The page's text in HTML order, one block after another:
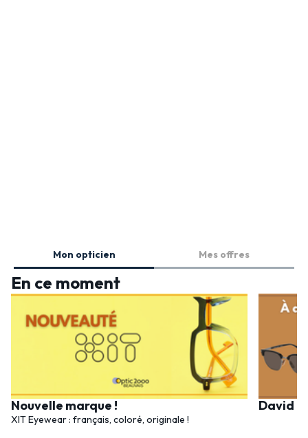
Mon opticien Mes offres
En ce moment
Nouvelle marque !
XIT Eyewear : français, coloré, originale !
David